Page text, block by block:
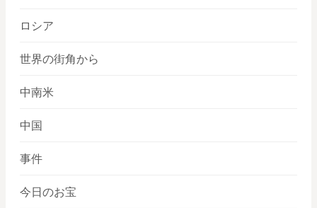
ロシア
世界の街角から
中南米
中国
事件
今日のお宝